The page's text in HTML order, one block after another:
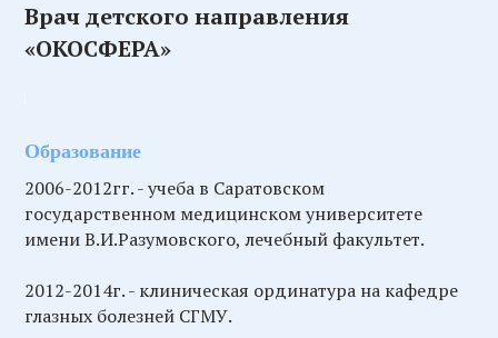
Врач детского направления
«ОКОСФЕРА»
Образование
2006-2012гг. - учеба в Саратовском
государственном медицинском университете
имени В.И.Разумовского, лечебный факультет.
2012-2014г. - клиническая ординатура на кафедре
глазных болезней СГМУ.